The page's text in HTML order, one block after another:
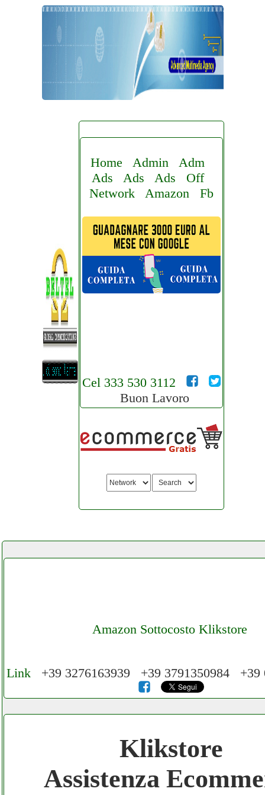
Home Admin
Adm
Ads
Ads Ads
Off
Network
Amazon Fb
Cel 333 530 3112
Buon Lavoro
Amazon Sottocosto Klikstore
Cerchiamo Collaboratori per Lavoro nel
3.000 € Mese
Gratis registra il tuo Ecommerce nel
Link +39 3276163939 +39 3791350984
Klikstore
Assistenza